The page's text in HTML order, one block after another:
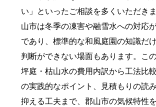
い」といったご相談を多くいただき
山市は冬季の凍害や融雪水への対応
であり、標準的な和風庭園の知識だ
判断ができない場面もあります。この
坪庭・枯山水の費用内訳から工法比
の実践的なポイント、見積もりの読
抑える工夫まで、郡山市の気候特性